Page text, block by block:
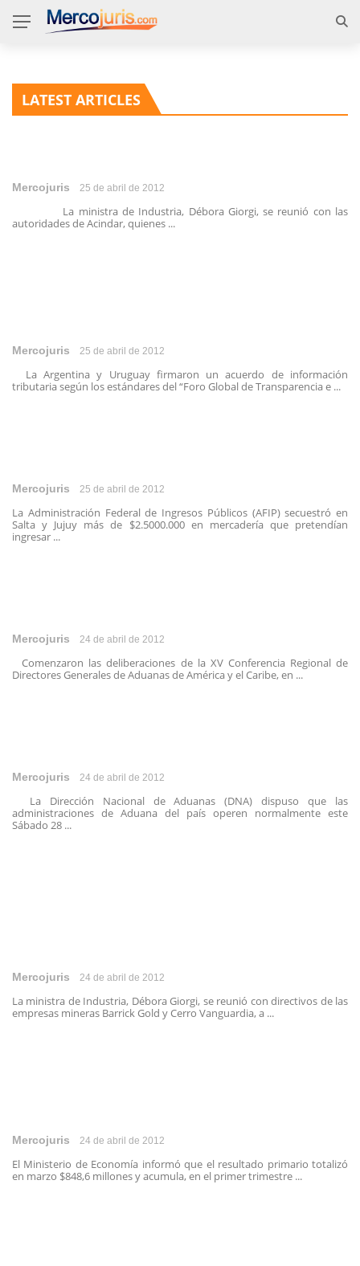
LATEST ARTICLES
Mercojuris 25 de abril de 2012
La ministra de Industria, Débora Giorgi, se reunió con las
autoridades de Acindar, quienes ...
Mercojuris 25 de abril de 2012
La Argentina y Uruguay firmaron un acuerdo de información
tributaria según los estándares del “Foro Global de Transparencia e ...
Mercojuris 25 de abril de 2012
La Administración Federal de Ingresos Públicos (AFIP) secuestró en
Salta y Jujuy más de $2.5000.000 en mercadería que pretendían
ingresar ...
Mercojuris 24 de abril de 2012
Comenzaron las deliberaciones de la XV Conferencia Regional de
Directores Generales de Aduanas de América y el Caribe, en ...
Mercojuris 24 de abril de 2012
La Dirección Nacional de Aduanas (DNA) dispuso que las
administraciones de Aduana del país operen normalmente este
Sábado 28 ...
Mercojuris 24 de abril de 2012
La ministra de Industria, Débora Giorgi, se reunió con directivos de las
empresas mineras Barrick Gold y Cerro Vanguardia, a ...
Mercojuris 24 de abril de 2012
El Ministerio de Economía informó que el resultado primario totalizó
en marzo $848,6 millones y acumula, en el primer trimestre ...